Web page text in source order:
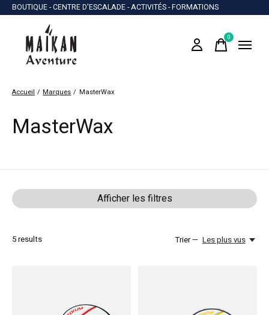
BOUTIQUE - CENTRE D'ESCALADE - ACTIVITÉS - FORMATIONS
0items
Accueil / Marques / MasterWax
MasterWax
Afficher les filtres
5results Trier — Les plus vus